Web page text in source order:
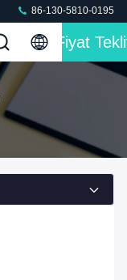
86-130-5810-0195
Fiyat